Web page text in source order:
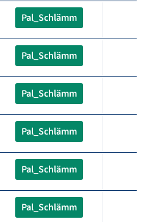
Pal_Schlämm
Pal_Schlämm
Pal_Schlämm
Pal_Schlämm
Pal_Schlämm
Pal_Schlämm